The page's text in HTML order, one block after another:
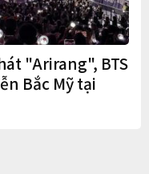
"Arirang", BTS
Bắc Mỹ tại